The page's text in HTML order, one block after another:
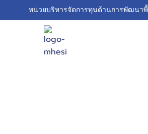
to
หน่วยบริหารจัดการทุนด้านการพัฒนา